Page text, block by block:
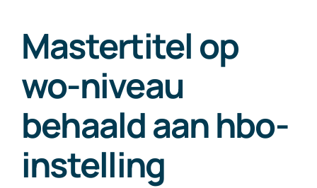
Nieuws
Exact Online
Neem contact op!
Mastertitel op
wo-niveau
behaald aan hbo-
instelling